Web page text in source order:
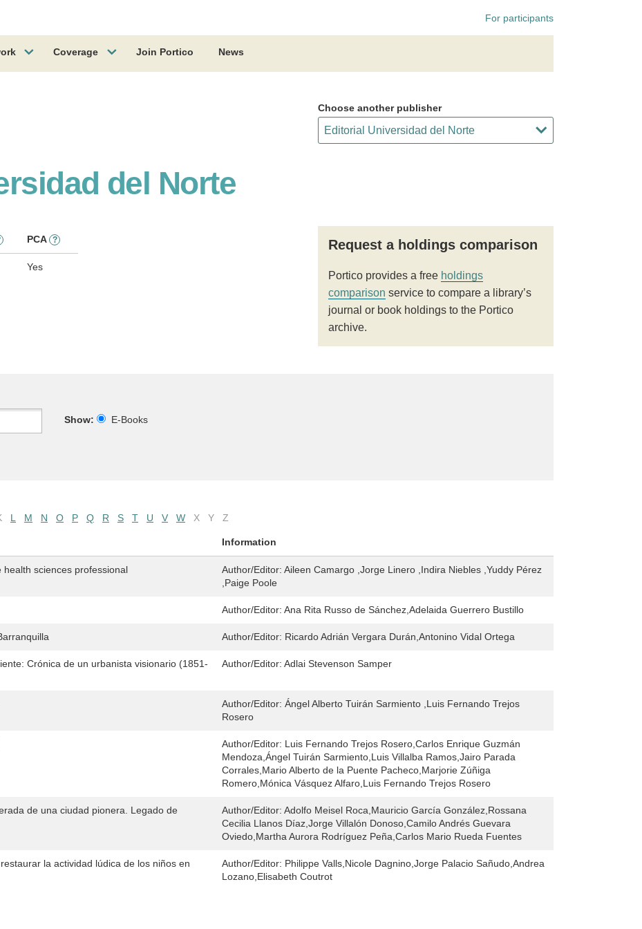
For participants
Coverage Join Portico News
Choose another publisher
del Norte
PCA ?
Yes
Request a holdings comparison
Portico provides a free holdings
comparison service to compare a library’s
journal or book holdings to the Portico
archive.
Show:
E-Books
L M N O P Q R S T U V W X Y Z
Information
sciences professional Author/Editor: Aileen Camargo ,Jorge Linero ,Indira Niebles ,Yuddy Pérez
,Paige Poole
Author/Editor: Ana Rita Russo de Sánchez,Adelaida Guerrero Bustillo
Author/Editor: Ricardo Adrián Vergara Durán,Antonino Vidal Ortega
Crónica de un urbanista visionario (1851-
Author/Editor: Adlai Stevenson Samper
Author/Editor: Ángel Alberto Tuirán Sarmiento ,Luis Fernando Trejos
Rosero
Author/Editor: Luis Fernando Trejos Rosero,Carlos Enrique Guzmán
Mendoza,Ángel Tuirán Sarmiento,Luis Villalba Ramos,Jairo Parada
Corrales,Mario Alberto de la Puente Pacheco,Marjorie Zúñiga
Romero,Mónica Vásquez Alfaro,Luis Fernando Trejos Rosero
de una ciudad pionera. Legado de
Author/Editor: Adolfo Meisel Roca,Mauricio García González,Rossana
Cecilia Llanos Díaz,Jorge Villalón Donoso,Camilo Andrés Guevara
Oviedo,Martha Aurora Rodríguez Peña,Carlos Mario Rueda Fuentes
la actividad lúdica de los niños en
Author/Editor: Philippe Valls,Nicole Dagnino,Jorge Palacio Sañudo,Andrea
Lozano,Elisabeth Coutrot